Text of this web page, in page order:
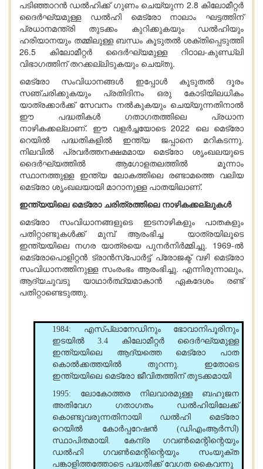
പടിഞ്ഞാറൻ ഡൽഹിക്ക് ഗുണം ചെയ്യുന്ന 2.8 കിലോമീറ്റർ
ദൈർഘ്യമുള്ള ഡൽഹി മെട്രോ നാലാം ഘട്ടത്തിന്
പ്രധാനമന്ത്രി തുടക്കം കുറിക്കുകയും ഡൽഹിയും
ഹരിയാനയും തമ്മിലുള്ള ബന്ധം കൂടുതൽ ശക്തിപ്പെടുത്തി
26.5 കിലോമീറ്റർ ദൈർഘ്യമുള്ള റിഠാല-കുണ്ഡ്‌ലി
വിഭാഗത്തിന് തറക്കല്ലിടുകയും ചെയ്തു.
മെട്രോ സംവിധാനങ്ങൾ ഇപ്പോൾ കൂടുതൽ ദൂരം
സഞ്ചരിക്കുകയും പ്രതിദിനം ഒരു കോടിയിലധികം
യാത്രക്കാർക്ക് സേവനം നൽകുകയും ചെയ്യുന്നതിനാൽ
ഈ പദ്ധതികൾ ഗതാഗതത്തിലെ പ്രധാന
നാഴികക്കല്ലാണ്. ഈ വളർച്ചയോടെ 2022 ലെ മെട്രോ
റെയിൽ പദ്ധതികളിൽ ഇന്ത്യ ജപ്പാനെ മറികടന്നു.
നിലവിൽ പ്രവർത്തനക്ഷമമായ മെട്രോ ശൃംഖലയുടെ
ദൈർഘ്യത്തിൽ ആഗോളതലത്തിൽ മൂന്നാം
സ്ഥാനത്തുള്ള ഇന്ത്യ ലോകത്തിലെ രണ്ടാമത്തെ വലിയ
മെട്രോ ശൃംഖലയായി മാറാനുള്ള പാതയിലാണ്.
ഇന്ത്യയിലെ മെട്രോ ചരിത്രത്തിലെ നാഴികക്കല്ലുകൾ
മെട്രോ സംവിധാനങ്ങളുടെ ഇടനാഴികളും പാതകളും
പതിറ്റാണ്ടുകൾക്ക് മുമ്പ് ആരംഭിച്ച യാത്രയിലൂടെ
ഇന്ത്യയിലെ നഗര യാത്രയെ പുനർനിർമ്മിച്ചു. 1969-ൽ
മെട്രോപൊളിറ്റൻ ട്രാൻസ്‌പോർട്ട് പ്രോജക്ട് വഴി മെട്രോ
സംവിധാനത്തിനുള്ള സംരംഭം ആരംഭിച്ചു. എന്നിരുന്നാലും,
ആദ്യചുവടു യാഥാർത്ഥ്യമാകാൻ ഏകദേശം രണ്ട്
പതിറ്റാണ്ടെടുത്തു.
1984: എസ്പ്ലാനേഡിനും ഭോവാനിപൂരിനും
ഇടയിൽ 3.4 കിലോമീറ്റർ ദൈർഘ്യമുള്ള
ഇന്ത്യയിലെ ആദ്യത്തെ മെട്രോ പാത
കൊൽക്കത്തയിൽ തുറന്നു. ഇതോടെ
ഇന്ത്യയിലെ മെട്രോ ജീവിതത്തിന് തുടക്കമായി
1995: ലോകോത്തര നിലവാരമുള്ള ബഹുജന
അ‌തിവേഗ ഗതാഗതം ഡൽഹിയിലേക്ക്
കൊണ്ടുവരുന്നതിനായി ഡൽഹി മെട്രോ
റെയിൽ കോർപ്പറേഷൻ (ഡിഎംആർസി)
സ്ഥാപിതമായി. കേന്ദ്ര ഗവൺമെന്റിന്റെയും
ഡൽഹി ഗവൺമെന്റിന്റെയും സംയുക്ത
പങ്കാളിത്തത്തോടെ പദ്ധതിക്ക് വേഗത കൈവന്നു